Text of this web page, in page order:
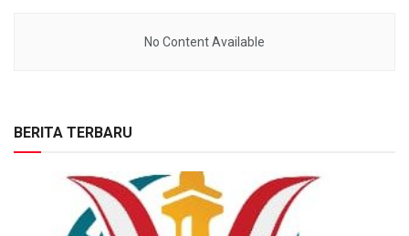
No Content Available
BERITA TERBARU